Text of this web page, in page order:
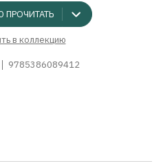
ПРОЧИТАТЬ
в коллекцию
9785386089412